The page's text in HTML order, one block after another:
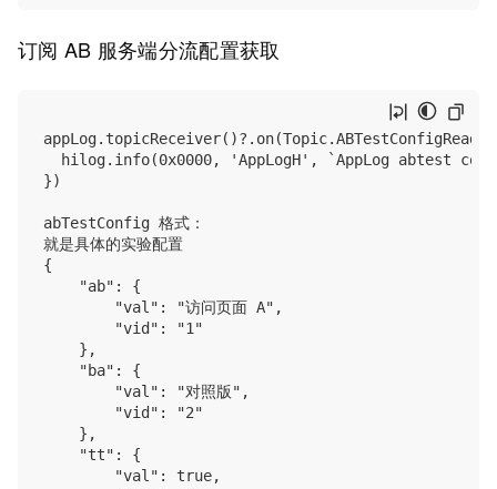
订阅 AB 服务端分流配置获取
hilog.info(0x0000, 'AppLogH', `AppLog abtest
})
abTestConfig 格式：
就是具体的实验配置
{
    "ab": {
        "val": "访问页面 A",
        "vid": "1"
    },
    "ba": {
        "val": "对照版",
        "vid": "2"
    },
    "tt": {
        "val": true,